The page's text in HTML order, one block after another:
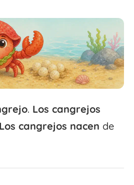
. Los cangrejos
Los cangrejos nacen de